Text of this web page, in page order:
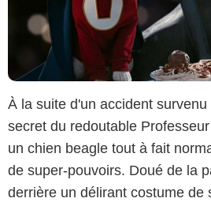
À la suite d'un accident
secret du redoutable
un chien beagle tout à fait
de super-pouvoirs. Doué de la
derrière un délirant costume de